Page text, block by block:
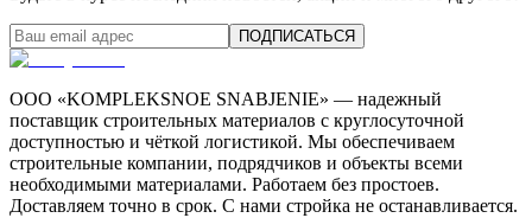
ПОДПИСАТЬСЯ
ООО «KOMPLEKSNOE SNABJENIE» — надежный
поставщик строительных материалов с круглосуточной
доступностью и чёткой логистикой. Мы обеспечиваем
строительные компании, подрядчиков и объекты всеми
необходимыми материалами. Работаем без простоев.
Доставляем точно в срок. С нами стройка не останавливается.